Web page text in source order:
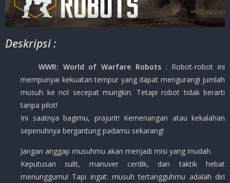
Deskripsi :
WWR: World of Warfare Robots : Robot-robot ini
mempunyai kekuatan tempur yang dapat mengurangi jumlah
musuh ke nol secepat mungkin. Tetapi robot tidak berarti
tanpa pilot!
Ini saatnya bagimu, prajurit! Kemenangan atau kekalahan
sepenuhnya bergantung padamu sekarang!
Jangan anggap musuhmu akan menjadi misi yang mudah.
Keputusan sulit, manuver cerdik, dan taktik hebat
menunggumu! Tapi ingat: musuh tertangguhmu adalah diri